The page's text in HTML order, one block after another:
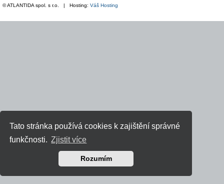
Tato stránka používá cookies k zajištění správné
funkčnosti. Zjistit více
Rozumím
© ATLANTIDA spol. s r.o. | Hosting: Váš Hosting